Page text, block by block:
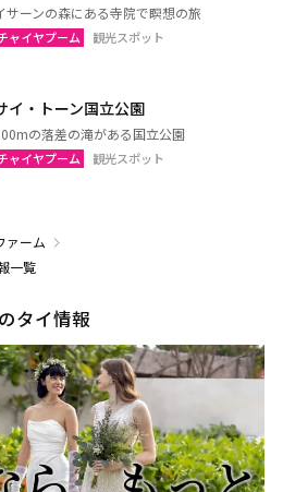
サーンの森にある寺院で瞑想の旅
ャイヤプーム 観光スポット
イ・トーン国立公園
の落差の滝がある国立公園
ャイヤプーム 観光スポット
ァーム
一覧
タイ情報